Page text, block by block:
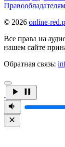
Правообладателям
© 2026 online-
Все права на
нашем сайте
Обратная связь: